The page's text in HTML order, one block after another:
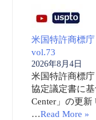
米国特許商標庁
vol.73
2026年8月4日
米国特許商標
協定議定書に
Center」の更新
…Read More »